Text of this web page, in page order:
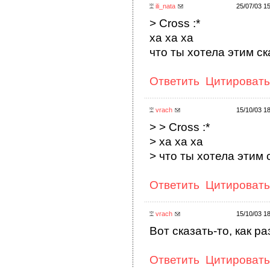
ili_nata 25/07/03
> Cross :*
ха ха ха
что ты хотела этим
Ответить Цитировать
vrach 15/10/03
> > Cross :*
> ха ха ха
> что ты хотела этим
Ответить Цитировать
vrach 15/10/03
Вот сказать-то, как
Ответить Цитировать